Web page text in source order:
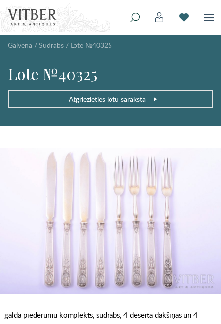
Galvenā / Sudrabs / Lote №40325
Lote №40325
Atgriezieties lotu sarakstā
galda piederumu komplekts, sudrabs, 4 deserta dakšiņas un 4